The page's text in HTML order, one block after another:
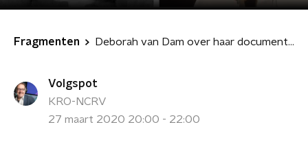
Fragmenten Deborah van Dam over haar documentaire over Liesbeth List
Volgspot
KRO-NCRV
27 maart 2020 20:00 - 22:00